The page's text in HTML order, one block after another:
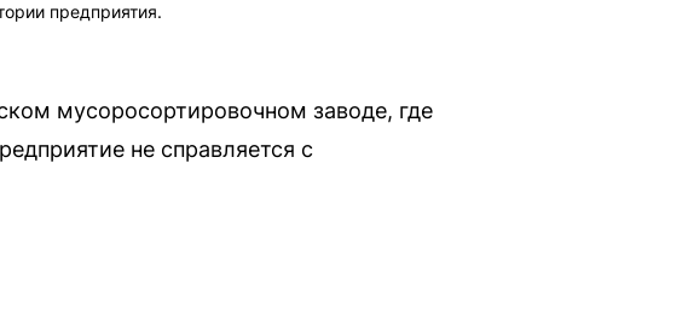
предприятия.
мусоросортировочном заводе, где
не справляется с